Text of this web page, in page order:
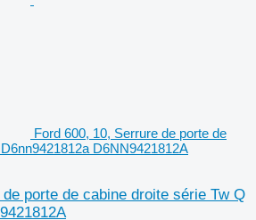
Ford 600, 10, Serrure de porte de
D6NN9421812A
porte de cabine droite série Tw Q